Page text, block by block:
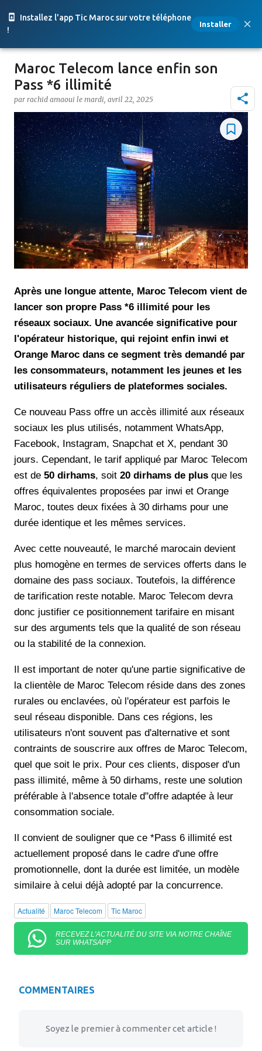
Installez l'app Tic Maroc sur votre téléphone
!
Installer
Accéder au contenu principal
Maroc Telecom lance enfin son
Pass *6 illimité
par rachid amaoui le mardi, avril 22, 2025
Après une longue attente, Maroc Telecom vient de
lancer son propre Pass *6 illimité pour les
réseaux sociaux. Une avancée significative pour
l'opérateur historique, qui rejoint enfin inwi et
Orange Maroc dans ce segment très demandé par
les consommateurs, notamment les jeunes et les
utilisateurs réguliers de plateformes sociales.
Ce nouveau Pass offre un accès illimité aux réseaux
sociaux les plus utilisés, notamment WhatsApp,
Facebook, Instagram, Snapchat et X, pendant 30
jours. Cependant, le tarif appliqué par Maroc Telecom
est de 50 dirhams, soit 20 dirhams de plus que les
offres équivalentes proposées par inwi et Orange
Maroc, toutes deux fixées à 30 dirhams pour une
durée identique et les mêmes services.
Avec cette nouveauté, le marché marocain devient
plus homogène en termes de services offerts dans le
domaine des pass sociaux. Toutefois, la différence
de tarification reste notable. Maroc Telecom devra
donc justifier ce positionnement tarifaire en misant
sur des arguments tels que la qualité de son réseau
ou la stabilité de la connexion.
Il est important de noter qu'une partie significative de
la clientèle de Maroc Telecom réside dans des zones
rurales ou enclavées, où l'opérateur est parfois le
seul réseau disponible. Dans ces régions, les
utilisateurs n'ont souvent pas d'alternative et sont
contraints de souscrire aux offres de Maroc Telecom,
quel que soit le prix. Pour ces clients, disposer d'un
pass illimité, même à 50 dirhams, reste une solution
préférable à l'absence totale d"offre adaptée à leur
consommation sociale.
Il convient de souligner que ce *Pass 6 illimité est
actuellement proposé dans le cadre d'une offre
promotionnelle, dont la durée est limitée, un modèle
similaire à celui déjà adopté par la concurrence.
Actualité Maroc Telecom Tic Maroc
RECEVEZ L'ACTUALITÉ DU SITE VIA NOTRE CHAÎNE
SUR WHATSAPP
COMMENTAIRES
Soyez le premier à commenter cet article !